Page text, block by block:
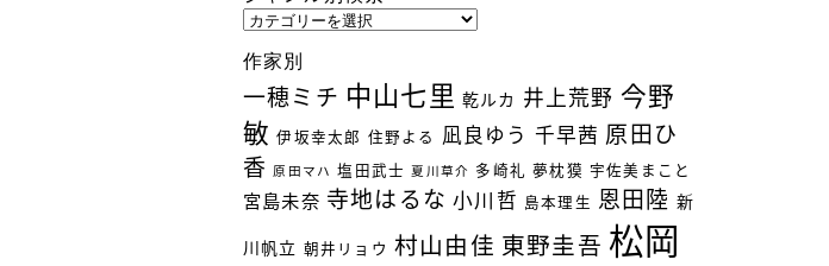
ジ
ャ
別
検
索
作家別
一穂ミチ 中山七里 乾ルカ 井上荒野 今野
敏 伊坂幸太郎 住野よる 凪良ゆう 千早茜 原田ひ
香
原田マハ 塩田武士 夏川草介 多崎礼 夢枕獏 宇佐美まこと
宮島未奈 寺地はるな 小川哲 島本理生 恩田陸 新
川帆立 朝井リョウ 村山由佳 東野圭吾 松岡